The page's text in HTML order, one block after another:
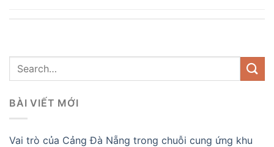
BÀI VIẾT MỚI
Vai trò của Cảng Đà Nẵng trong chuỗi cung ứng khu